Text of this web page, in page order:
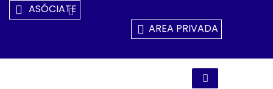
ASÓCIATE
AREA PRIVADA